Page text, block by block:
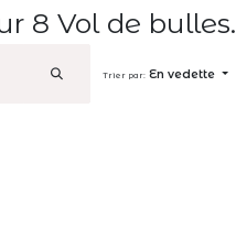
8 Vol de bulles.
Trier par: En vedette